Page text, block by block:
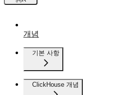
개념
기본 사항
ClickHouse 개념